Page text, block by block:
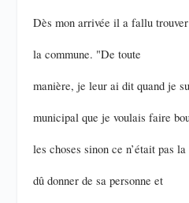
Dès mon arrivée il a fallu
la commune. "De toute
manière, je leur ai dit quand je
municipal que je voulais faire
les choses sinon ce n’était pas
dû donner de sa personne et